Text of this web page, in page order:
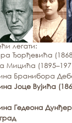
легати:
Ђорђевића
Мицића
Бранибора
Јоце Вујића
Гедеона